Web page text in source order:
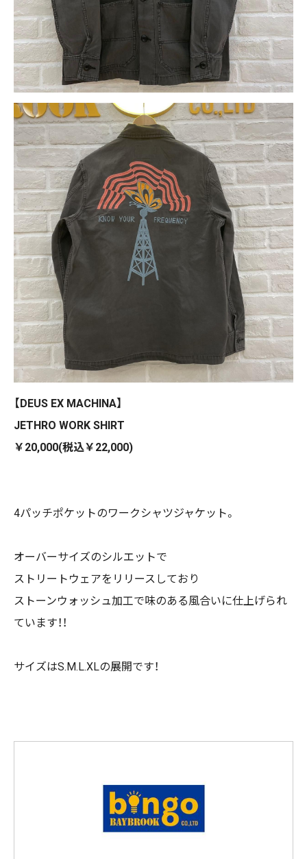
【DEUS EX MACHINA】
JETHRO WORK SHIRT
￥20,000(税込￥22,000)
4パッチポケットのワークシャツジャケット。
オーバーサイズのシルエットで
ストリートウェアをリリースしており
ストーンウォッシュ加工で味のある風合いに仕上げられ
ています！！
サイズはS.M.L.XLの展開です！